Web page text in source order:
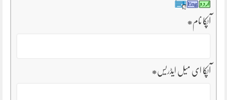
آپکا نام*
آپکا ای میل ایڈریس*